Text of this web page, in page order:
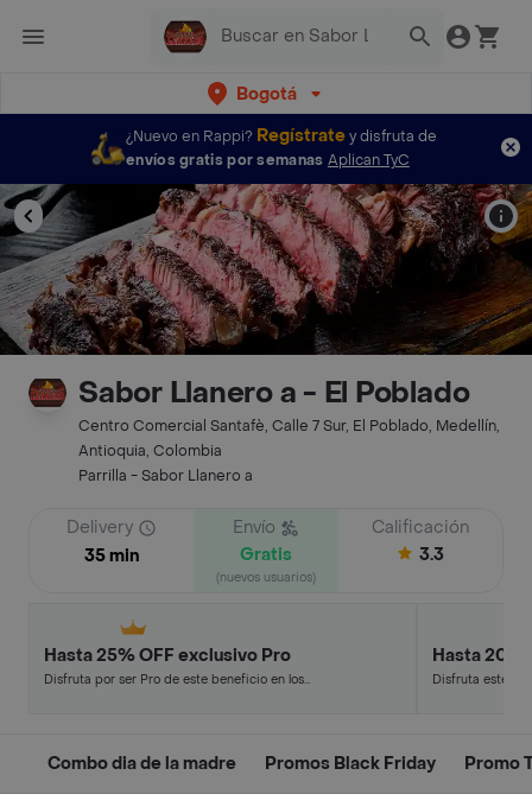
Bogotá
¿Nuevo en Rappi? Regístratey disfruta de
envíos gratis por semanas Aplican TyC
Sabor Llanero a - El Poblado
Centro Comercial Santafè, Calle 7 Sur, El Poblado, Medellín,
Antioquia, Colombia
Parrilla - Sabor Llanero a
Delivery
35 min
Envío
Gratis
(nuevos usuarios)
Calificación
3.3
Hasta 25% OFF exclusivo Pro
Disfruta por ser Pro de este beneficio en los
Hasta 20%
Disfruta este
Combo dia de la madre Promos Black Friday Promo